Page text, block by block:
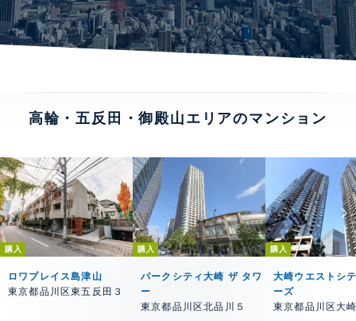
高輪・五反田・御殿山エリアのマンション
購入
ロワプレイス島津山
東京都品川区東五反田３
購入
パークシティ大崎 ザ タワ
ー
東京都品川区北品川５
購入
大崎ウエストシ
ーズ
東京都品川区大